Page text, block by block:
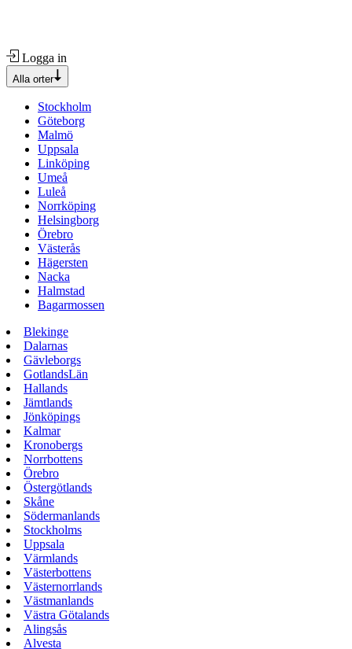
Logga in
Alla orter
Stockholm
Göteborg
Malmö
Uppsala
Linköping
Umeå
Luleå
Norrköping
Helsingborg
Örebro
Västerås
Hägersten
Nacka
Halmstad
Bagarmossen
Blekinge
Dalarnas
Gävleborgs
GotlandsLän
Hallands
Jämtlands
Jönköpings
Kalmar
Kronobergs
Norrbottens
Örebro
Östergötlands
Skåne
Södermanlands
Stockholms
Uppsala
Värmlands
Västerbottens
Västernorrlands
Västmanlands
Västra Götalands
Alingsås
Alvesta